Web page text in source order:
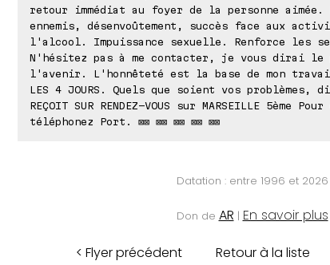
retour immédiat au foyer de la personne
ennemis, désenvoûtement, succès face aux
l'alcool. Impuissance sexuelle. Renforce les
N'hésitez pas à me contacter, je vous dirai le
l'avenir. L'honnêteté est la base de mon travail.
LES 4 JOURS. Quels que soient vos problèmes,
REÇOIT SUR RENDEZ-VOUS sur MARSEILLE 5ème
téléphonez Port. ⊠⊠ ⊠⊠ ⊠⊠ ⊠⊠ ⊠⊠
Datation : entre 1996 et 2026
Don de AR | En savoir plus
< Flyer précédent Retour à la liste